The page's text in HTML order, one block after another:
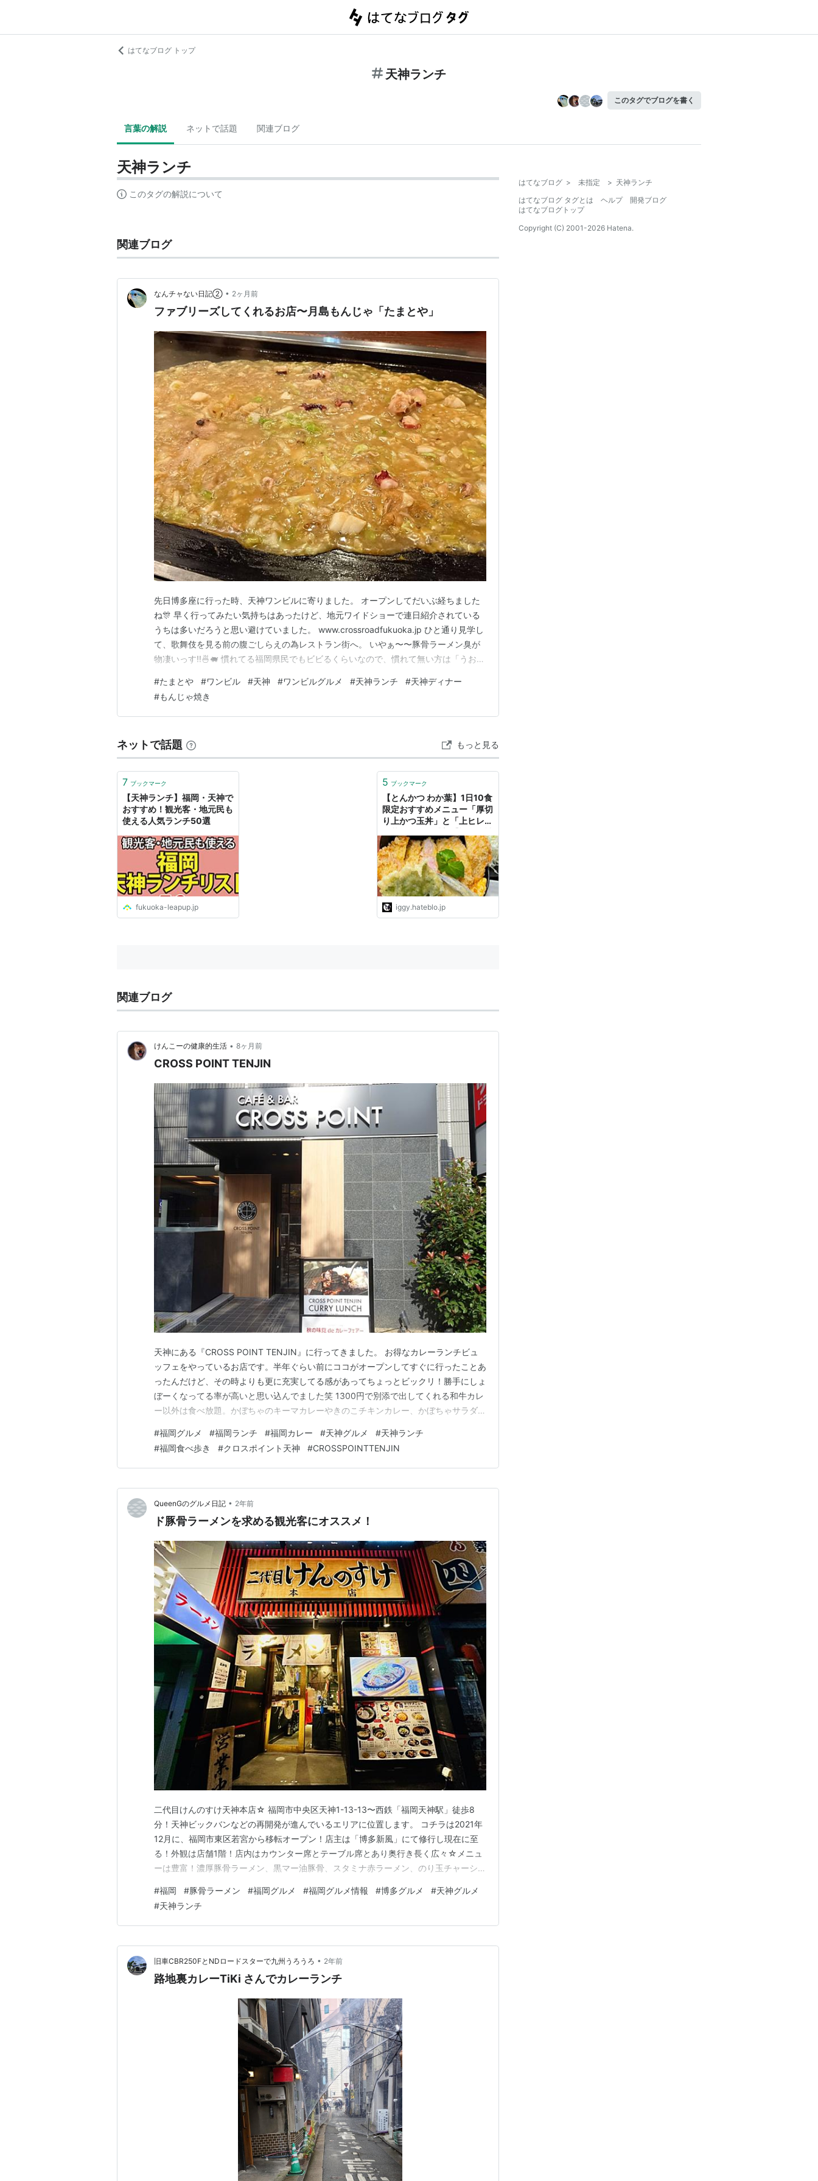
はてなブログ トップ
天神ランチ
このタグでブログを書く
言葉の解説 ネットで話題 関連ブログ
天神ランチ
このタグの解説について
関連ブログ
なんチャない日記② • 2ヶ月前
ファブリーズしてくれるお店〜月島もんじゃ「たまとや」
先日博多座に行った時、天神ワンビルに寄りました。 オープンしてだいぶ経ちました
ね🎊 早く行ってみたい気持ちはあったけど、地元ワイドショーで連日紹介されている
うちは多いだろうと思い避けていました。 www.crossroadfukuoka.jp ひと通り見学し
て、歌舞伎を見る前の腹ごしらえの為レストラン街へ。 いやぁ〜〜豚骨ラーメン臭が
物凄いっす‼️🍜🐖 慣れてる福岡県民でもビビるくらいなので、慣れて無い方は「うおぉ
ですよね😆 と言いつつ、決めたのは「たまとや」というもんじゃ焼きのお店。 もんじ
ゃ焼きってたま〜…
#たまとや #ワンビル #天神 #ワンビルグルメ #天神ランチ #天神ディナー
#もんじゃ焼き
ネットで話題 もっと見る
7 ブックマーク
【天神ランチ】福岡・天神で
おすすめ！観光客・地元民も
使える人気ランチ50選
fukuoka-leapup.jp
5 ブックマーク
【とんかつ わか葉】1日10食
限定おすすめメニュー「厚切
り上かつ玉丼」と「上ヒレか
ランチ】 - イギーとポル 福
岡グルメ
iggy.hateblo.jp
関連ブログ
けんこーの健康的生活 • 8ヶ月前
CROSS POINT TENJIN
天神にある『CROSS POINT TENJIN』に行ってきました。 お得なカレーランチビュ
ッフェをやっているお店です。半年ぐらい前にココがオープンしてすぐに行ったことあ
ったんだけど、その時よりも更に充実してる感があってちょっとビックリ！勝手にしょ
ぼーくなってる率が高いと思い込んでました笑 1300円で別添で出してくれる和牛カレ
ー以外は食べ放題。かぼちゃのキーマカレーやきのこチキンカレー、かぼちゃサラダや
し！もうおじさん胃袋になってるのでこれ以上はおかわりはしませんでしたが満腹満足
＾＾雑穀米が選べたりヨーグルト＆フルー…
#福岡グルメ #福岡ランチ #福岡カレー #天神グルメ #天神ランチ
#福岡食べ歩き #クロスポイント天神 #CROSSPOINTTENJIN
QueenGのグルメ日記 • 2年前
ド豚骨ラーメンを求める観光客にオススメ！
二代目けんのすけ天神本店☆ 福岡市中央区天神1-13-13〜西鉄「福岡天神駅」徒歩8
分！天神ビックバンなどの再開発が進んでいるエリアに位置します。 コチラは2021年
12月に、福岡市東区若宮から移転オープン！店主は「博多新風」にて修行し現在に至
る！外観は店舗1階！店内はカウンター席とテーブル席とあり奥行き長く広々☆メニュ
ーは豊富！濃厚豚骨ラーメン、黒マー油豚骨、スタミナ赤ラーメン、のり玉チャーシュ
あり、夜メニューは、とろとろ豚足、牛ハラミステーキ、焼き豚トロ、ホルモン鉄板な
ど、チョイ飲みには最高なおつまみも揃っていま…
#福岡 #豚骨ラーメン #福岡グルメ #福岡グルメ情報 #博多グルメ #天神グルメ
#天神ランチ
旧車CBR250FとNDロードスターで九州うろうろ • 2年前
路地裏カレーTiKi さんでカレーランチ
はてなブログ > 未指定 > 天神ランチ
はてなブログ タグとは
ヘルプ
開発ブログ
はてなブログトップ
Copyright (C) 2001-2026 Hatena.